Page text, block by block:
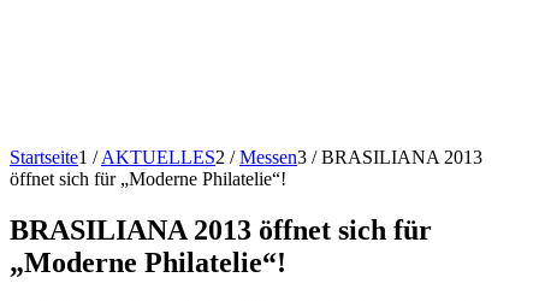
Startseite1 / AKTUELLES2 / Messen3 / BRASILIANA 2013
öffnet sich für „Moderne Philatelie“!
BRASILIANA 2013 öffnet sich für
„Moderne Philatelie“!